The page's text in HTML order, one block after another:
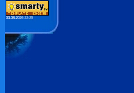
03.08.2026 22:25